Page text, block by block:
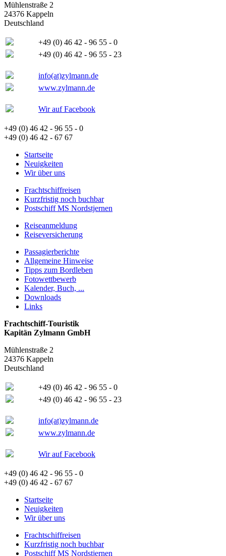
Mühlenstraße 2
24376 Kappeln
Deutschland
+49 (0) 46 42 - 96 55 - 0
+49 (0) 46 42 - 96 55 - 23
info(at)zylmann.de
www.zylmann.de
Wir auf Facebook
+49 (0) 46 42 - 96 55 - 0
+49 (0) 46 42 - 67 67
Startseite
Neuigkeiten
Wir über uns
Frachtschiffreisen
Kurzfristig noch buchbar
Postschiff MS Nordstjernen
Reiseanmeldung
Reiseversicherung
Passagierberichte
Allgemeine Hinweise
Tipps zum Bordleben
Fotowettbewerb
Kalender, Buch, ...
Downloads
Links
Frachtschiff-Touristik
Kapitän Zylmann GmbH
Mühlenstraße 2
24376 Kappeln
Deutschland
+49 (0) 46 42 - 96 55 - 0
+49 (0) 46 42 - 96 55 - 23
info(at)zylmann.de
www.zylmann.de
Wir auf Facebook
+49 (0) 46 42 - 96 55 - 0
+49 (0) 46 42 - 67 67
Startseite
Neuigkeiten
Wir über uns
Frachtschiffreisen
Kurzfristig noch buchbar
Postschiff MS Nordstjernen